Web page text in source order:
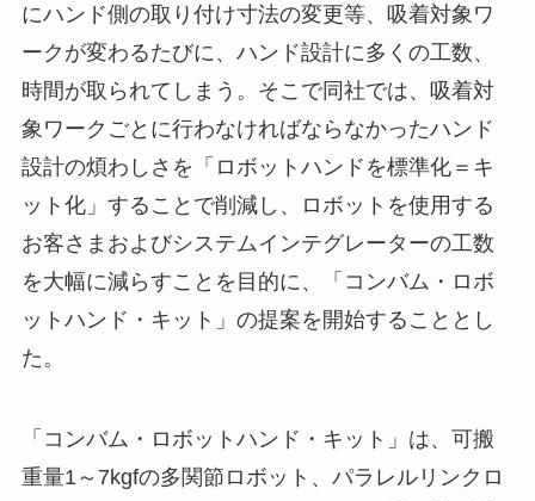
にハンド側の取り付け寸法の変更等、吸着対象ワ
ークが変わるたびに、ハンド設計に多くの工数、
時間が取られてしまう。そこで同社では、吸着対
象ワークごとに行わなければならなかったハンド
設計の煩わしさを「ロボットハンドを標準化＝キ
ット化」することで削減し、ロボットを使用する
お客さまおよびシステムインテグレーターの工数
を大幅に減らすことを目的に、「コンバム・ロボ
ットハンド・キット」の提案を開始することとし
た。
「コンバム・ロボットハンド・キット」は、可搬
重量1～7kgfの多関節ロボット、パラレルリンクロ